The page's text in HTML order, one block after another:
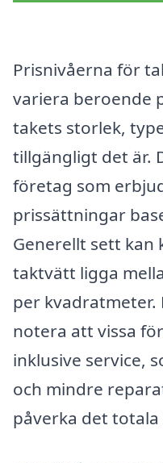
Prisnivåerna för
variera beroende
takets storlek,
tillgängligt det är.
företag som
prissättningar
Generellt sett kan
taktvätt ligga
per
notera att vissa
inklusive service,
och mindre
påverka det totala